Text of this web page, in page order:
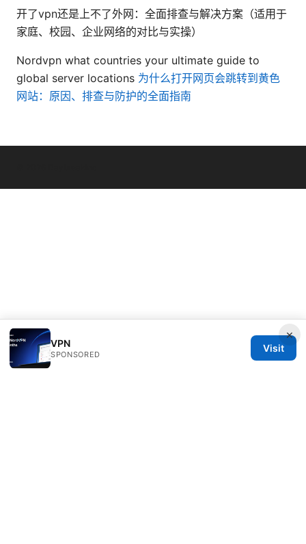
开了vpn还是上不了外网：全面排查与解决方案（适用于
家庭、校园、企业网络的对比与实操）
Nordvpn what countries your ultimate guide to
global server locations 为什么打开网页会跳转到黄色
网站：原因、排查与防护的全面指南
×
VPN
SPONSORED
Visit